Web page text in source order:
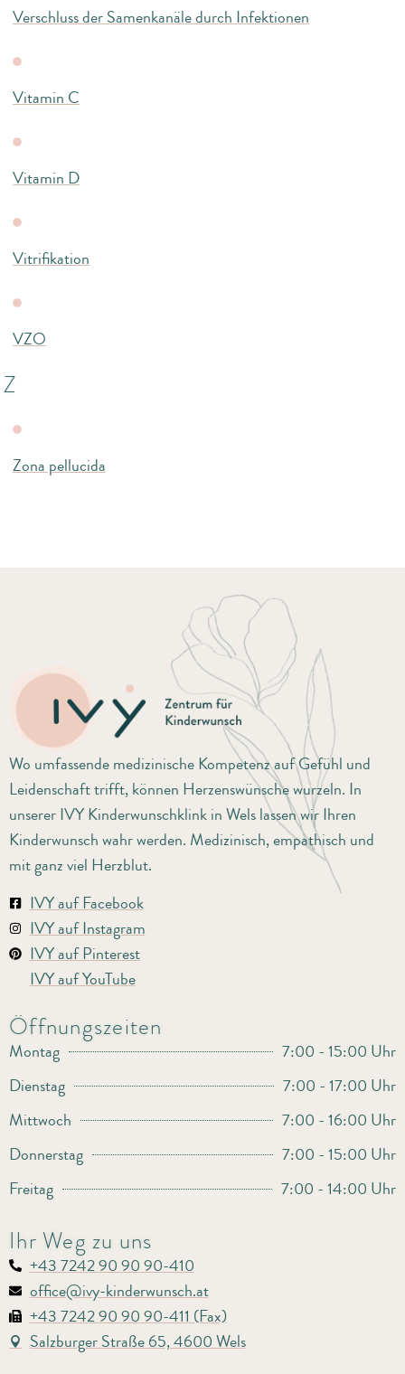
Verschluss der Samenkanäle durch Infektionen
Vitamin C
Vitamin D
Vitrifikation
VZO
Z
Zona pellucida
Wo umfassende medizinische Kompetenz auf Gefühl und
Leidenschaft trifft, können Herzenswünsche wurzeln. In
unserer IVY Kinderwunschklink in Wels lassen wir Ihren
Kinderwunsch wahr werden. Medizinisch, empathisch und
mit ganz viel Herzblut.
IVY auf Facebook
IVY auf Instagram
IVY auf Pinterest
IVY auf YouTube
Öffnungszeiten
Montag
7:00 - 15:00 Uhr
Dienstag
7:00 - 17:00 Uhr
Mittwoch
7:00 - 16:00 Uhr
Donnerstag
7:00 - 15:00 Uhr
Freitag
7:00 - 14:00 Uhr
Ihr Weg zu uns
+43 7242 90 90 90-410
office@ivy-kinderwunsch.at
+43 7242 90 90 90-411 (Fax)
Salzburger Straße 65, 4600 Wels